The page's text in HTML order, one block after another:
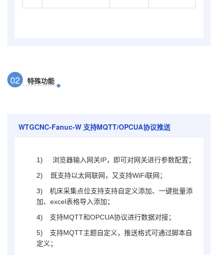
02 特殊功能
WTGCNC-Fanuc-W 支持MQTT/OPCUA协议推送
1)
浏览器输入网关IP，即可对网关进行参数配置；
2) 既支持以太网联网，又支持WiFi联网；
3)
机床采集点位支持支持自定义添加、一键批量添
加、excel表格导入添加；
4)
支持MQTT和OPCUA协议进行数据对接；
5)
支持MQTT主题自定义，推送格式可通过脚本自
定义；